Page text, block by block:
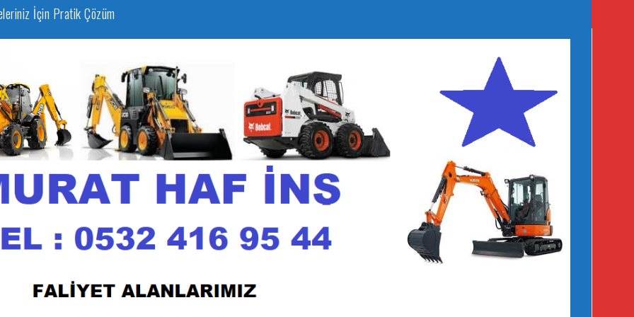
İçin Pratik Çözüm
JCB Kiralama Seçenekleri
Hizmetleri
İhtiyaçlarınız İçin En İyi Seçenek
Fiyatlarla İnşaat ve Hafriyat İşlerinizi Yapın